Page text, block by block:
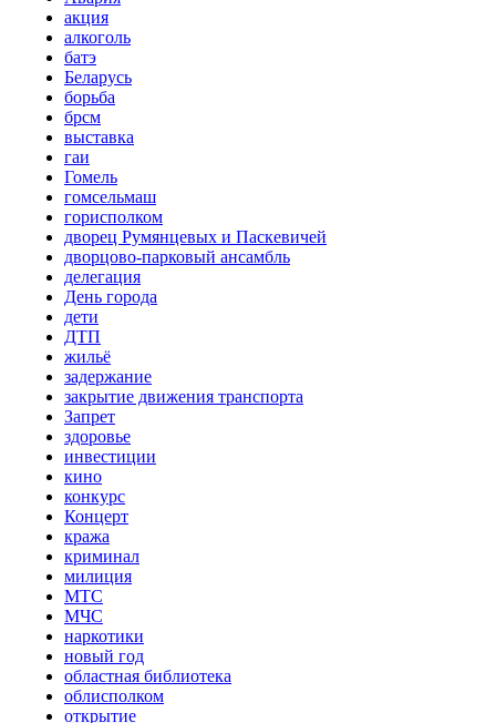
акция
алкоголь
батэ
Беларусь
борьба
брсм
выставка
гаи
Гомель
гомсельмаш
горисполком
дворец Румянцевых и Паскевичей
дворцово-парковый ансамбль
делегация
День города
дети
ДТП
жильё
задержание
закрытие движения транспорта
Запрет
здоровье
инвестиции
кино
конкурс
Концерт
кража
криминал
милиция
МТС
МЧС
наркотики
новый год
областная библиотека
облисполком
открытие